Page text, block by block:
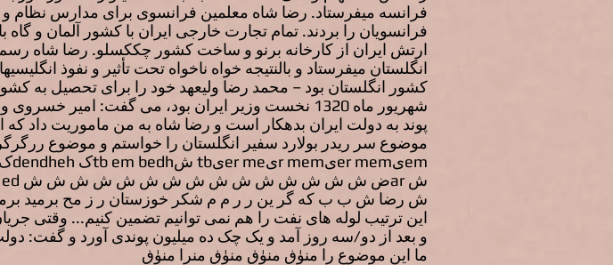
فرانسه میفرستاد. رضا شاه معلمین فرانسوی برای مدارس نظام و
فرانسویان را بردند. تمام تجارت خارجی ایران با کشور آلمان و
ارتش ایران از کارخانه برنو و ساخت کشور چککسلو. رضا شاه رسم
انگلستان میفرستاد و بالنتیجه خواه ناخواه تحت تأثیر و نفوذ
کشور انگلستان بود – محمد رضا ولیعهد خود را برای تحصیل به
پوند به دولت ایران بدهکار است و رضا شاه به من ماموریت داد که
ش رضا ش ب ب که گر ین ر ر م م شکر خوزستان ر ز مح برمید
این ترتیب لوله های نفت را هم نمی توانیم تضمین کنیم... وقتی
و بعد از دو/سه روز آمد و یک چک ده میلیون پوندی آورد و گفت:
ما این موضوع را منۈڧ منۈڧ منۈڧ منرا منۈڧ